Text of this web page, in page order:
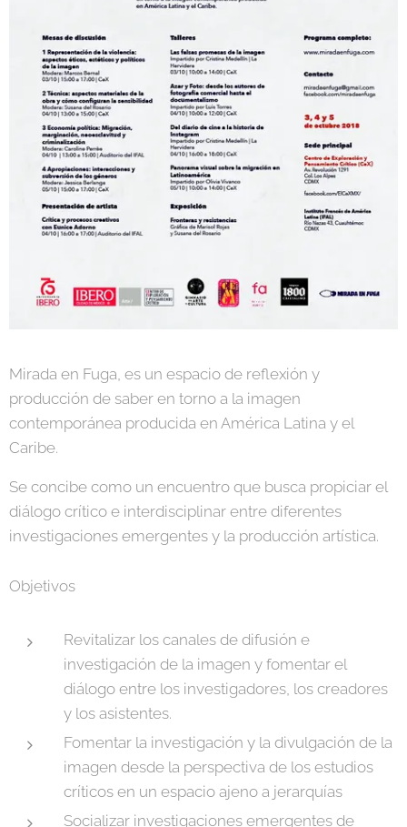
Mirada en Fuga, es un espacio de reflexión y
producción de saber en torno a la imagen
contemporánea producida en América Latina y el
Caribe.
Se concibe como un encuentro que busca propiciar el
diálogo crítico e interdisciplinar entre diferentes
investigaciones emergentes y la producción artística.
Objetivos
Revitalizar los canales de difusión e
investigación de la imagen y fomentar el
diálogo entre los investigadores, los creadores
y los asistentes.
Fomentar la investigación y la divulgación de la
imagen desde la perspectiva de los estudios
críticos en un espacio ajeno a jerarquías
Socializar investigaciones emergentes de